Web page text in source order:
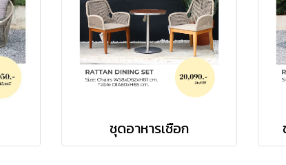
ชุดอาหารเชือก